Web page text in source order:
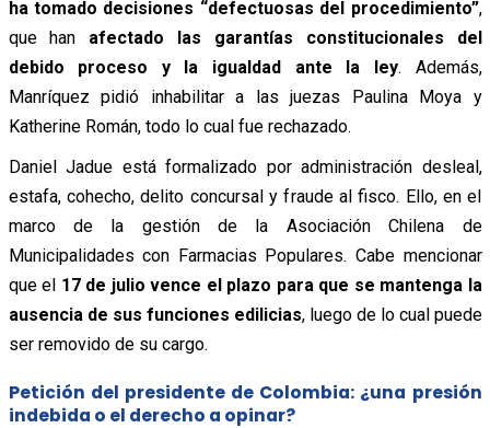
ha tomado decisiones “defectuosas del procedimiento”,
que han afectado las garantías constitucionales del
debido proceso y la igualdad ante la ley. Además,
Manríquez pidió inhabilitar a las juezas Paulina Moya y
Katherine Román, todo lo cual fue rechazado.
Daniel Jadue está formalizado por administración desleal,
estafa, cohecho, delito concursal y fraude al fisco. Ello, en el
marco de la gestión de la Asociación Chilena de
Municipalidades con Farmacias Populares. Cabe mencionar
que el 17 de julio vence el plazo para que se mantenga la
ausencia de sus funciones edilicias, luego de lo cual puede
ser removido de su cargo.
Petición del presidente de Colombia: ¿una presión
indebida o el derecho a opinar?